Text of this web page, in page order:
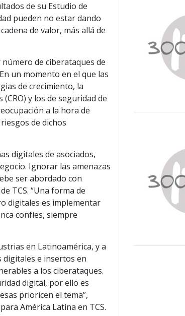
de su Estudio de
pueden no estar dando
de valor, más allá de
de ciberataques de
un momento en el que las
de crecimiento, la
y los de seguridad de
a la hora de
de dichos
digitales de asociados,
Ignorar las amenazas
ser abordado con
TCS. “Una forma de
digitales es implementar
confíes, siempre
en Latinoamérica, y a
digitales e insertos en
a los ciberataques.
digital, por ello es
prioricen el tema”,
América Latina en TCS.